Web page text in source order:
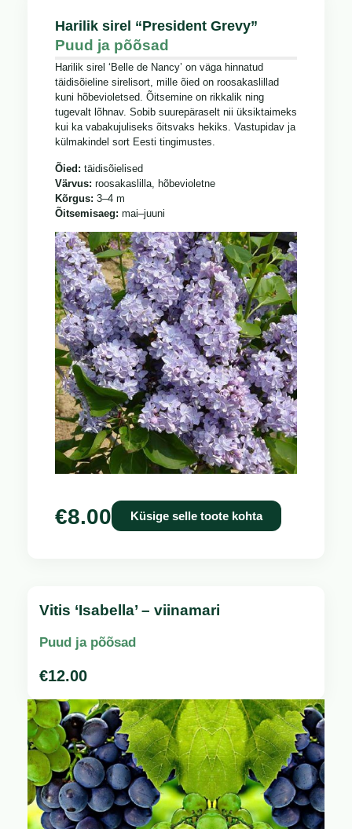
Harilik sirel “President Grevy”
Puud ja põõsad
Harilik sirel ‘Belle de Nancy’ on väga hinnatud
täidisõieline sirelisort, mille õied on roosakaslillad
kuni hõbevioletsed. Õitsemine on rikkalik ning
tugevalt lõhnav. Sobib suurepäraselt nii üksiktaimeks
kui ka vabakujuliseks õitsvaks hekiks. Vastupidav ja
külmakindel sort Eesti tingimustes.
Õied: täidisõielised
Värvus: roosakaslilla, hõbevioletne
Kõrgus: 3–4 m
Õitsemisaeg: mai–juuni
€8.00 Küsige selle toote kohta
Vitis ‘Isabella’ – viinamari
Puud ja põõsad
€12.00